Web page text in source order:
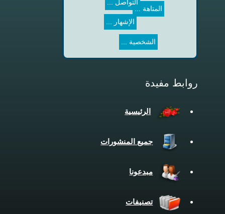
المتاهة ...
الإشهار ...
الشخصية ...
التواصل ...
روابط مفيدة
الرئيسية
جميع المنشورات
مبدعونا
تصنيفات